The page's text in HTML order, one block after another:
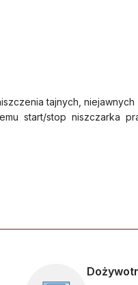
tajnych,
start/stop niszczarka